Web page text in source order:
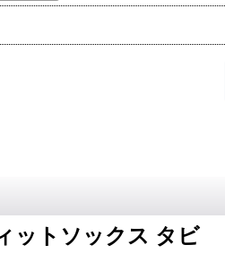
ットソックス タビ